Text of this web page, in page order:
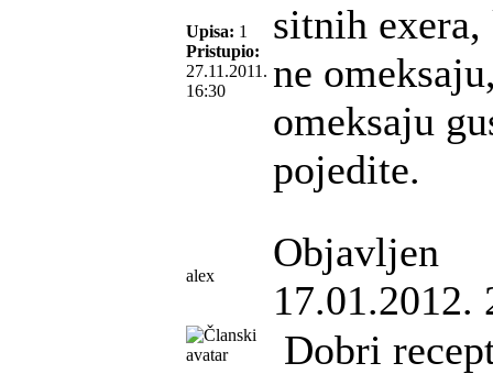
Upisa: 1
Pristupio:
27.11.2011.
16:30
sitnih
ne
omeksaju
pojedite.
alex
Objavljen
17.01.2012.
Dobri